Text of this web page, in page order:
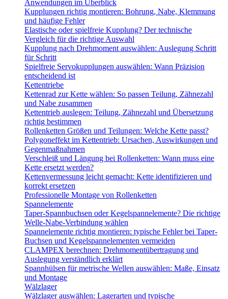
Anwendungen im Überblick
Kupplungen richtig montieren: Bohrung, Nabe, Klemmung
und häufige Fehler
Elastische oder spielfreie Kupplung? Der technische
Vergleich für die richtige Auswahl
Kupplung nach Drehmoment auswählen: Auslegung Schritt
für Schritt
Spielfreie Servokupplungen auswählen: Wann Präzision
entscheidend ist
Kettentriebe
Kettenrad zur Kette wählen: So passen Teilung, Zähnezahl
und Nabe zusammen
Kettentrieb auslegen: Teilung, Zähnezahl und Übersetzung
richtig bestimmen
Rollenketten Größen und Teilungen: Welche Kette passt?
Polygoneffekt im Kettentrieb: Ursachen, Auswirkungen und
Gegenmaßnahmen
Verschleiß und Längung bei Rollenketten: Wann muss eine
Kette ersetzt werden?
Kettenvermessung leicht gemacht: Kette identifizieren und
korrekt ersetzen
Professionelle Montage von Rollenketten
Spannelemente
Taper-Spannbuchsen oder Kegelspannelemente? Die richtige
Welle-Nabe-Verbindung wählen
Spannelemente richtig montieren: typische Fehler bei Taper-
Buchsen und Kegelspannelementen vermeiden
CLAMPEX berechnen: Drehmomentübertragung und
Auslegung verständlich erklärt
Spannhülsen für metrische Wellen auswählen: Maße, Einsatz
und Montage
Wälzlager
Wälzlager auswählen: Lagerarten und typische